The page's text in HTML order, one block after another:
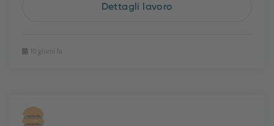
Dettagli lavoro
10 giorni fa